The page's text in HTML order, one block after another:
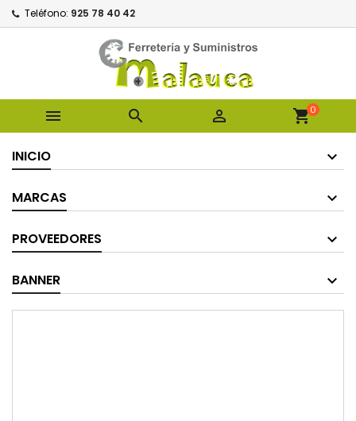
Teléfono: 925 78 40 42
   shopping_cart0
INICIO
MARCAS
PROVEEDORES
BANNER